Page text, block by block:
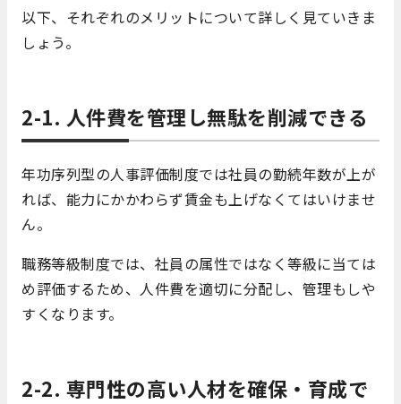
以下、それぞれのメリットについて詳しく見ていきま
しょう。
2-1. 人件費を管理し無駄を削減できる
年功序列型の人事評価制度では社員の勤続年数が上が
れば、能力にかかわらず賃金も上げなくてはいけませ
ん。
職務等級制度では、社員の属性ではなく等級に当ては
め評価するため、人件費を適切に分配し、管理もしや
すくなります。
2-2. 専門性の高い人材を確保・育成で